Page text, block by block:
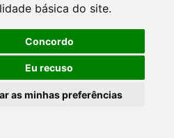
básica do site.
Concordo
Eu recuso
as minhas preferências